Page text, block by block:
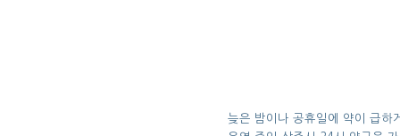
늦은 밤이나 공휴일에 약이 급하